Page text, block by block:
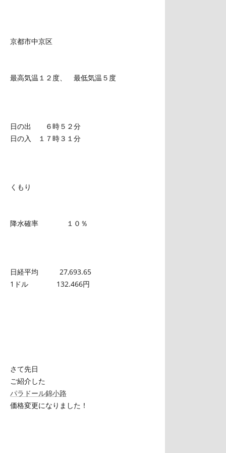
京都市中京区
最高気温１２度、 最低気温５度
日の出 ６時５２分
日の入 １７時３１分
くもり
降水確率 １０％
日経平均 27,693.65
1ドル 132.466円
さて先日
ご紹介した
パラドール錦小路
価格変更になりました！